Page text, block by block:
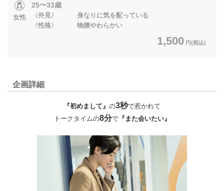
女性
25〜33歳
〈外見〉 身なりに気を配っている
〈性格〉 物腰やわらかい
1,500 円(税込)
企画詳細
『初めまして』 の3秒で惹かれて
トークタイムの8分で『また会いたい』